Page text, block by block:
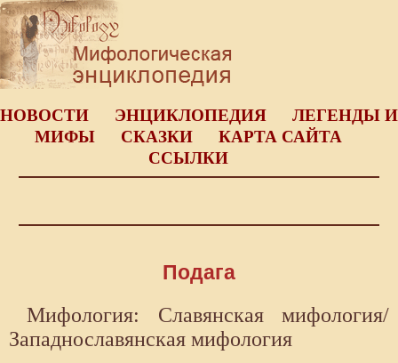
НОВОСТИ ЭНЦИКЛОПЕДИЯ
ЛЕГЕНДЫ И
МИФЫ
СКАЗКИ
КАРТА САЙТА
ССЫЛКИ
Подага
Мифология: Славянская мифология/
Западнославянская мифология